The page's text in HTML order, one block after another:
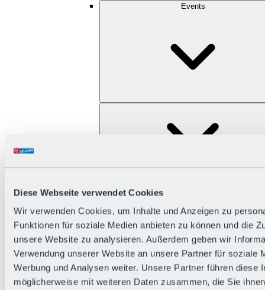
Diese Webseite verwendet Cookies
Wir verwenden Cookies, um Inhalte und Anzeigen zu
Funktionen für soziale Medien anbieten zu können und die
unsere Website zu analysieren. Außerdem geben wir
Verwendung unserer Website an unsere Partner für soziale
Werbung und Analysen weiter. Unsere Partner führen diese
möglicherweise mit weiteren Daten zusammen, die Sie
Events